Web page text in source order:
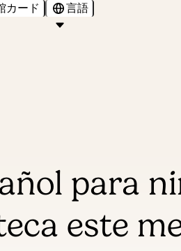
カード 言語
para
este